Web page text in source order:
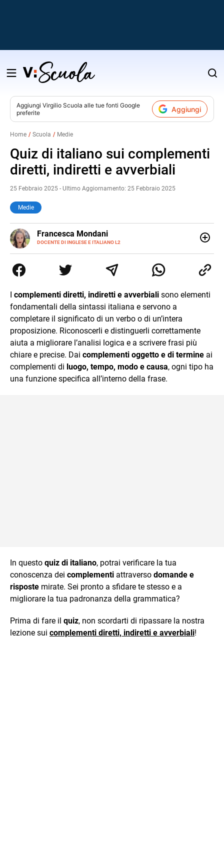
Salta
contenuto
Aggiungi Virgilio Scuola alle tue fonti Google
preferite
Aggiungi
Home Scuola Medie
Quiz di italiano sui complementi
diretti, indiretti e avverbiali
25 Febbraio 2025 - Ultimo Aggiornamento: 25 Febbraio 2025
Medie
Francesca Mondani
DOCENTE DI INGLESE E ITALIANO L2
LINKEDIN
INSTAGRAM
secondaria di secondo grado. Mi occupo inoltre di
traduzioni, SEO Onsite e contenuti per il web. Amo i saggi
della sintesi.
I complementi diretti, indiretti e avverbiali sono elementi
fondamentali della sintassi italiana e servono a
completare il significato di un verbo o di un’intera
proposizione. Riconoscerli e distinguerli correttamente
aiuta a migliorare l’analisi logica e a scrivere frasi più
chiare e precise. Dai complementi oggetto e di termine ai
complementi di luogo, tempo, modo e causa, ogni tipo ha
una funzione specifica all’interno della frase.
In questo quiz di italiano, potrai verificare la tua
conoscenza dei complementi attraverso domande e
risposte mirate. Sei pronto a sfidare te stesso e a
migliorare la tua padronanza della grammatica?
Prima di fare il quiz, non scordarti di ripassare la nostra
lezione sui complementi diretti, indiretti e avverbiali!